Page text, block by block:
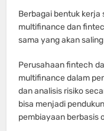
Berbagai bentuk kerja
multifinance dan
sama yang akan
Perusahaan fintech
multifinance dalam
dan analisis risiko
bisa menjadi
pembiayaan berbasis